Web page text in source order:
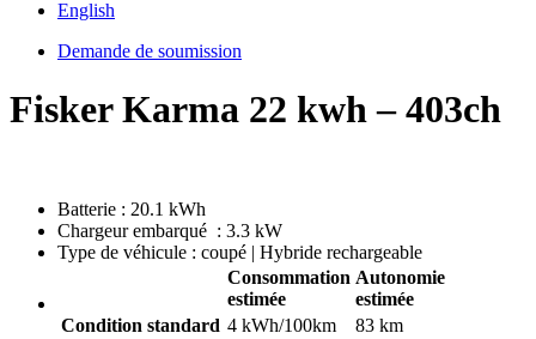
English
Demande de soumission
Fisker Karma 22 kwh – 403ch
Batterie : 20.1 kWh
Chargeur embarqué : 3.3 kW
Type de véhicule : coupé | Hybride rechargeable
Consommation
estimée
Autonomie
estimée
Condition standard 4 kWh/100km
83 km